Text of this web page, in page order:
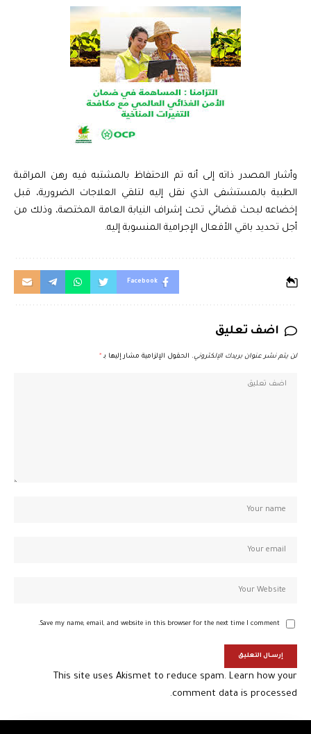
وأشار المصدر ذاته إلى أنه تم الاحتفاظ بالمشتبه فيه رهن المراقبة
الطبية بالمستشفى الذي نقل إليه لتلقي العلاجات الضرورية، قبل
إخضاعه لبحث قضائي تحت إشراف النيابة العامة المختصة، وذلك من
أجل تحديد باقي الأفعال الإجرامية المنسوبة إليه.
Facebook
اضف تعليق
لن يتم نشر عنوان بريدك الإلكتروني. الحقول الإلزامية مشار إليها بـ *
Save my name, email, and website in this browser for the next time I comment.
This site uses Akismet to reduce spam. Learn how your
comment data is processed.